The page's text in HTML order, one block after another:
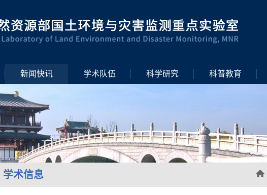
新闻快讯 学术队伍 科学研究 科普教育
学术信息